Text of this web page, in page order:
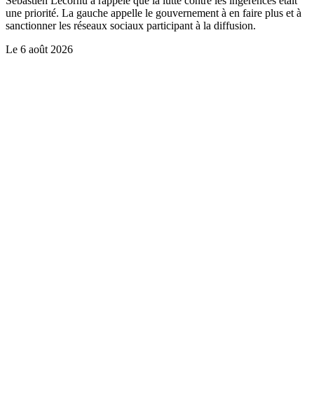
une priorité. La gauche appelle le gouvernement à en faire plus et à
sanctionner les réseaux sociaux participant à la diffusion.
Le 6 août 2026